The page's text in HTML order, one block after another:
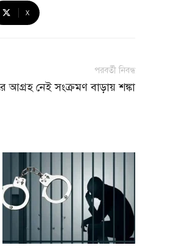
X
পরবর্তী নিবন্ধ
আগ্রহ নেই সংক্রমণ বাড়ায় শঙ্কা